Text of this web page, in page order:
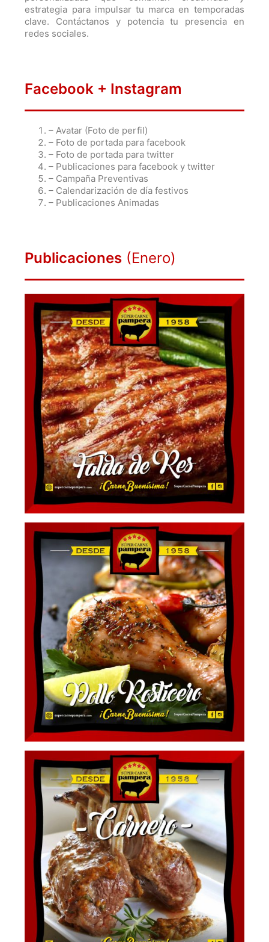
estrategia para impulsar tu marca en temporadas
clave. Contáctanos y potencia tu presencia en
redes sociales.
Facebook + Instagram
– Avatar (Foto de perfil)
– Foto de portada para facebook
– Foto de portada para twitter
– Publicaciones para facebook y twitter
– Campaña Preventivas
– Calendarización de día festivos
– Publicaciones Animadas
Publicaciones (Enero)